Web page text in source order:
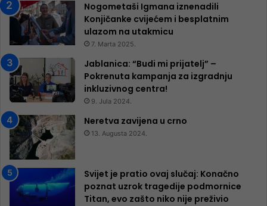
Nogometaši Igmana iznenadili
Konjičanke cvijećem i besplatnim
ulazom na utakmicu
7. Marta 2025.
Jablanica: “Budi mi prijatelj” –
Pokrenuta kampanja za izgradnju
inkluzivnog centra!
9. Jula 2024.
Neretva zavijena u crno
13. Augusta 2024.
Svijet je pratio ovaj slučaj: Konačno
poznat uzrok tragedije podmornice
Titan, evo zašto niko nije preživio